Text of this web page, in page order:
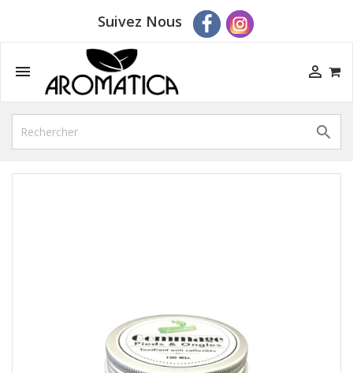
Suivez Nous
 
